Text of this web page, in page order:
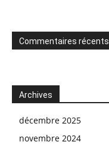
Commentaires récents
Archives
décembre 2025
novembre 2024